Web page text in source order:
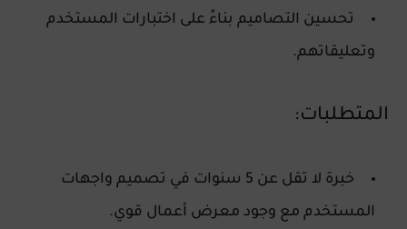
تحسين التصاميم بناءً على اختبارات المستخدم
وتعليقاتهم.
المتطلبات:
خبرة لا تقل عن 5 سنوات في تصميم واجهات
المستخدم مع وجود معرض أعمال قوي.